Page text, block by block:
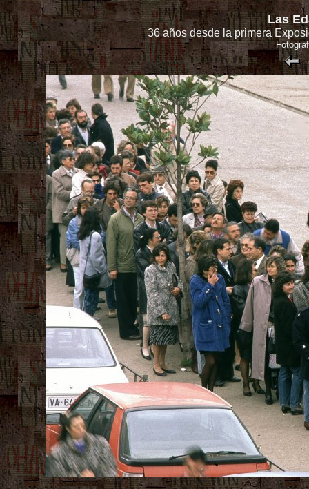
Las
36 años desde la primera